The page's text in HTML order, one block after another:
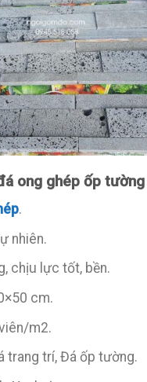
ong ghép ốp tường
.
nhiên.
chịu lực tốt, bền.
cm.
m2.
trang trí, Đá ốp tường.